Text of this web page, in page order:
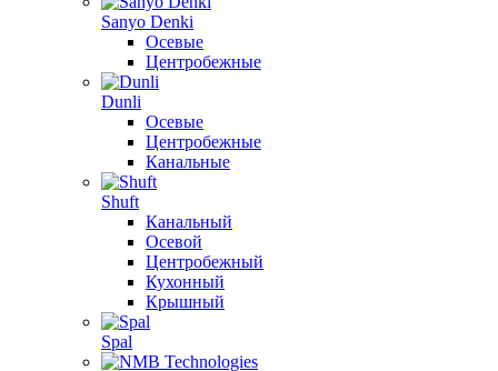
Sanyo Denki
Осевые
Центробежные
Dunli
Осевые
Центробежные
Канальные
Shuft
Канальный
Осевой
Центробежный
Кухонный
Крышный
Spal